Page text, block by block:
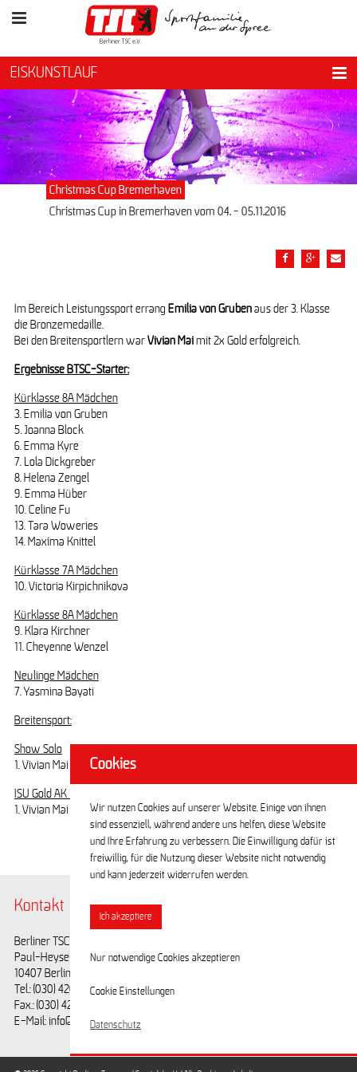
EISKUNSTLAUF
Christmas Cup Bremerhaven
Christmas Cup in Bremerhaven vom 04. - 05.11.2016
Im Bereich Leistungssport errang Emilia von Grubenaus der 3. Klasse
die Bronzemedaille.
Bei den Breitensportlern warVivian Maimit 2x Gold erfolgreich.
Ergebnisse BTSC-Starter:
Kürklasse 8A Mädchen
3. Emilia von Gruben
5. Joanna Block
6. Emma Kyre
7. Lola Dickgreber
8. Helena Zengel
9. Emma Hüber
10. Celine Fu
13. Tara Woweries
14. Maxima Knittel
Kürklasse 7A Mädchen
10. Victoria Kirpichnikova
Kürklasse 8A Mädchen
9. Klara Kirchner
11. Cheyenne Wenzel
Neulinge Mädchen
7. Yasmina Bayati
Breitensport:
Show Solo
1. Vivian Mai
ISU Gold AK 1
1. Vivian Mai
Kontakt
Berliner TSC e.V.
Paul-Heyse-Straße 25
10407 Berlin
Tel.: (030) 42028593
Fax.: (030) 42028594
E-Mail: info@berlinertsc.de
Youtube
Cookies
Wir nutzen Cookies auf unserer Website. Einige von ihnen
sind essenziell, während andere uns helfen, diese Website
und Ihre Erfahrung zu verbessern. Die Einwilligung dafür ist
freiwillig, für die Nutzung dieser Website nicht notwendig
und kann jederzeit widerrufen werden.
Ich akzeptiere
Nur notwendige Cookies akzeptieren
Cookie Einstellungen
Datenschutz